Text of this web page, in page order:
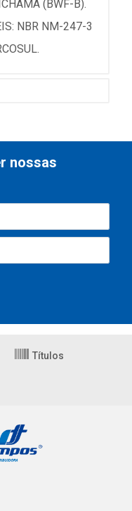
(BWF-B).
NBR NM-247-3
nossas
Títulos